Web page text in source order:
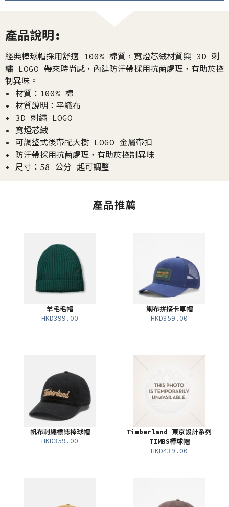
產品說明:
經典棒球帽採用舒適 100% 棉質，寬燈芯絨材質與 3D 刺
繡 LOGO 帶來時尚感，內建防汗帶採用抗菌處理，有助於控
制異味。
• 材質：100% 棉
• 材質說明：平織布
• 3D 刺繡 LOGO
• 寬燈芯絨
• 可調整式後帶配大樹 LOGO 金屬帶扣
• 防汗帶採用抗菌處理，有助於控制異味
• 尺寸：58 公分 起可調整
產品推薦
羊毛毛帽
HKD399.00
網布拼接卡車帽
HKD359.00
帆布刺繡標誌棒球帽
HKD359.00
Timberland 東京設計系列
TIMBS棒球帽
HKD439.00